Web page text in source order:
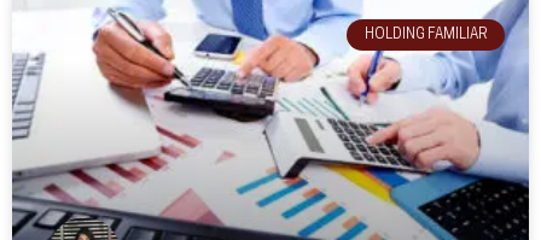
HOLDING FAMILIAR